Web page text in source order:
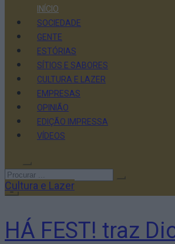
INÍCIO
SOCIEDADE
GENTE
ESTÓRIAS
SÍTIOS E SABORES
CULTURA E LAZER
EMPRESAS
OPINIÃO
EDIÇÃO IMPRESSA
VÍDEOS
Cultura e Lazer
HÁ FEST! traz